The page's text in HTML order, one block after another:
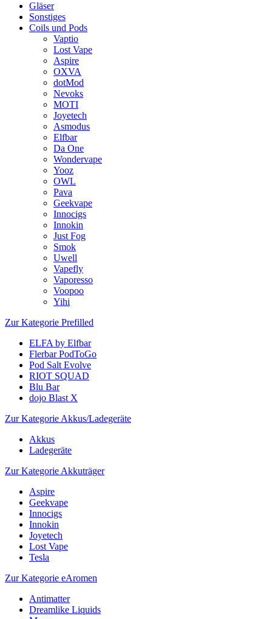
Gläser
Sonstiges
Coils und Pods
Vaptio
Lost Vape
Aspire
OXVA
dotMod
Nevoks
MOTI
Joyetech
Asmodus
Elfbar
Da One
Wondervape
Yooz
OWL
Pava
Geekvape
Innocigs
Innokin
Just Fog
Smok
Uwell
Vapefly
Vaporesso
Voopoo
Yihi
Zur Kategorie Prefilled
ELFA by Elfbar
Flerbar PodToGo
Pod Salt Evolve
RIOT SQUAD
Blu Bar
dojo Blast X
Zur Kategorie Akkus/Ladegeräte
Akkus
Ladegeräte
Zur Kategorie Akkuträger
Aspire
Geekvape
Innocigs
Innokin
Joyetech
Lost Vape
Tesla
Zur Kategorie eAromen
Antimatter
Dreamlike Liquids